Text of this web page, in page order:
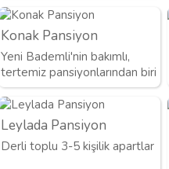
Konak Pansiyon
Yeni Bademli'nin bakımlı,
tertemiz pansiyonlarından biri
Leylada Pansiyon
Derli toplu 3-5 kişilik apartlar